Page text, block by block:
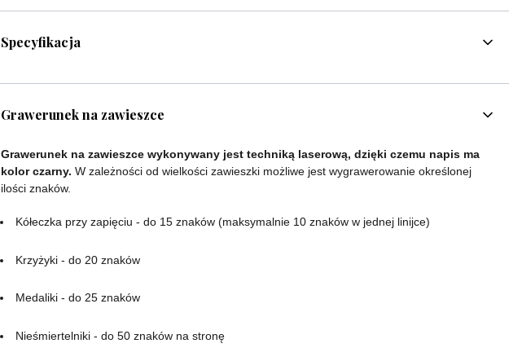
Specyfikacja
Grawerunek na zawieszce
Grawerunek na zawieszce wykonywany jest techniką laserową, dzięki czemu napis ma
kolor czarny. W zależności od wielkości zawieszki możliwe jest wygrawerowanie określonej
ilości znaków.
Kółeczka przy zapięciu - do 15 znaków (maksymalnie 10 znaków w jednej linijce)
Krzyżyki - do 20 znaków
Medaliki - do 25 znaków
Nieśmiertelniki - do 50 znaków na stronę